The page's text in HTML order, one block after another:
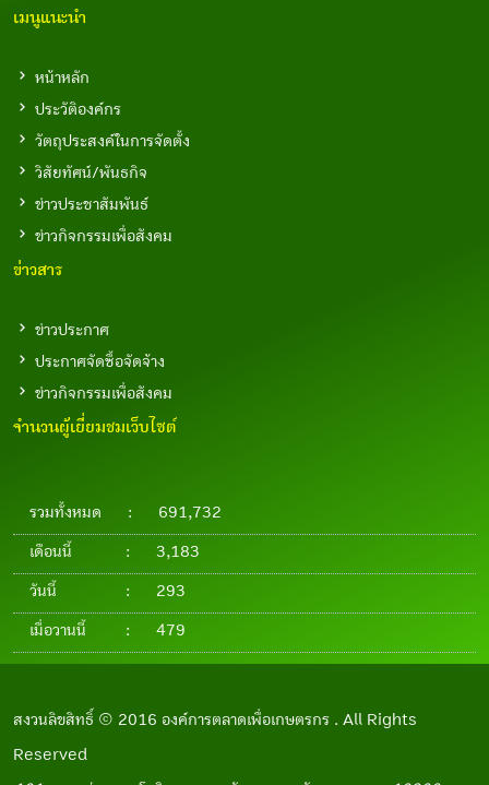
เมนูแนะนำ
หน้าหลัก
ประวัติองค์กร
วัตถุประสงค์ในการจัดตั้ง
วิสัยทัศน์/พันธกิจ
ข่าวประชาสัมพันธ์
ข่าวกิจกรรมเพื่อสังคม
ข่าวสาร
ข่าวประกาศ
ประกาศจัดซื้อจัดจ้าง
ข่าวกิจกรรมเพื่อสังคม
จำนวนผู้เยี่ยมชมเว็บไซต์
รวมทั้งหมด : 691,732
เดือนนี้ : 3,183
วันนี้ : 293
เมื่อวานนี้ : 479
สงวนลิขสิทธิ์ © 2016 องค์การตลาดเพื่อเกษตรกร . All Rights
Reserved